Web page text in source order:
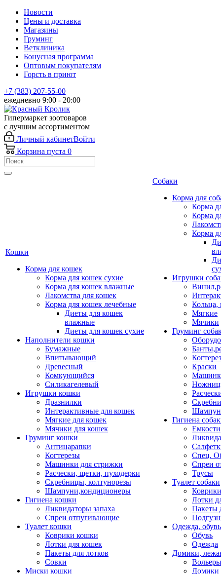
Новости
Цены и доставка
Магазины
Груминг
Ветклиника
Бонусная программа
Оптовым покупателям
Горсть в приют
+7 (383) 207-55-00
ежедневно 9:00 - 20:00
Гипермаркет зоотоваров
с лучшим ассортиментом
Личный кабинетВойти
Корзина пуста 0
Кошки
Корма для кошек
Корма для кошек сухие
Корма для кошек влажные
Лакомства для кошек
Корма для кошек лечебные
Диеты для кошек
влажные
Диеты для кошек сухие
Наполнители кошки
Бумажные
Впитывающий
Древесный
Комкующийся
Силикагелевый
Игрушки кошки
Дразнилки
Интерактивные для кошек
Мягкие для кошек
Мячики для кошек
Груминг кошки
Антицарапки
Когтерезы
Машинки для стрижки
Расчески, щетки, пуходерки
Скребницы, колтунорезы
Шампуни,кондиционеры
Гигиена кошки
Ликвидаторы запаха
Спреи отпугивающие
Туалет кошки
Коврики кошки
Лотки для кошек
Пакеты для лотков
Совки
Миски кошки
Собаки
Корма для
Корма
Корма
Корма
Игрушки
Кольца,
Мягкие
Мячики
Груминг
Краски
Гигиена
Емкости
Спец.
Спреи
Трусы
Туалет собаки
Коврики
Лотки
Пакеты
Одежда, обувь
Обувь
Одежда
Домики,
Домики